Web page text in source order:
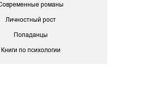
романы
Личностный рост
Попаданцы
Книги по психологии